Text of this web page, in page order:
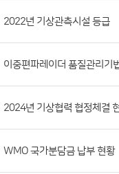
회2022년 기상관측시설 등급
이중편파레이더 품질관리기
2024년 기상협력 협정체결
WMO 국가분담금 납부 현황